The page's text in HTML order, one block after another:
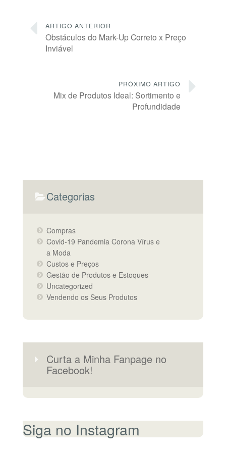
ARTIGO ANTERIOR
Obstáculos do Mark-Up Correto x Preço
Inviável
PRÓXIMO ARTIGO
Mix de Produtos Ideal: Sortimento e
Profundidade
Categorias
Compras
Covid-19 Pandemia Corona Vírus e
a Moda
Custos e Preços
Gestão de Produtos e Estoques
Uncategorized
Vendendo os Seus Produtos
Curta a Minha Fanpage no
Facebook!
Siga no Instagram